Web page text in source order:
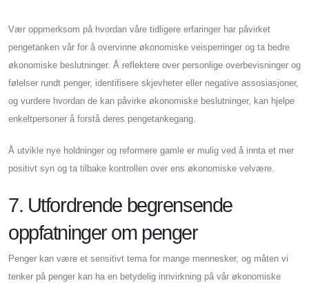
Vær oppmerksom på hvordan våre tidligere erfaringer har påvirket
pengetanken vår for å overvinne økonomiske veisperringer og ta bedre
økonomiske beslutninger. Å reflektere over personlige overbevisninger og
følelser rundt penger, identifisere skjevheter eller negative assosiasjoner,
og vurdere hvordan de kan påvirke økonomiske beslutninger, kan hjelpe
enkeltpersoner å forstå deres pengetankegang.
Å utvikle nye holdninger og reformere gamle er mulig ved å innta et mer
positivt syn og ta tilbake kontrollen over ens økonomiske velvære.
7. Utfordrende begrensende
oppfatninger om penger
Penger kan være et sensitivt tema for mange mennesker, og måten vi
tenker på penger kan ha en betydelig innvirkning på vår økonomiske